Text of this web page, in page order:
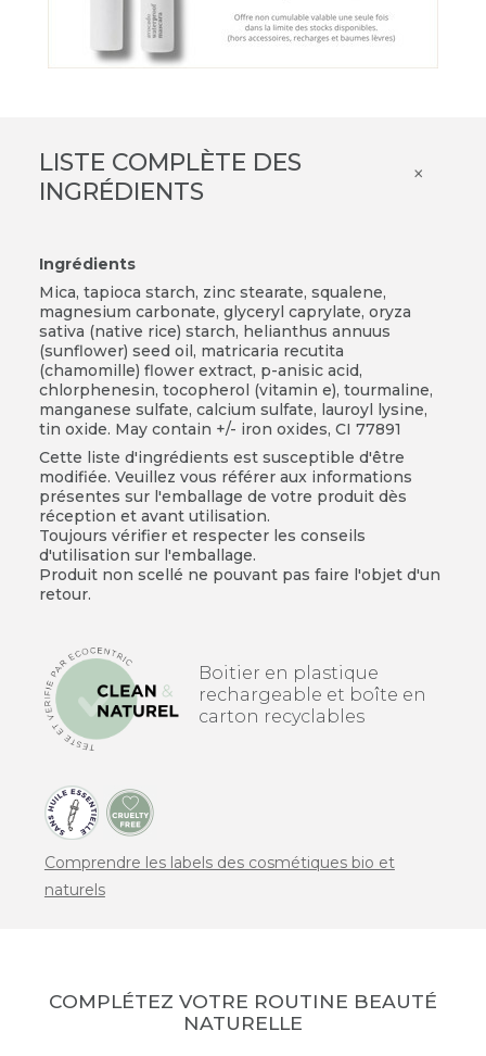
LISTE COMPLÈTE DES
INGRÉDIENTS
×
Ingrédients
Mica, tapioca starch, zinc stearate, squalene,
magnesium carbonate, glyceryl caprylate, oryza
sativa (native rice) starch, helianthus annuus
(sunflower) seed oil, matricaria recutita
(chamomille) flower extract, p-anisic acid,
chlorphenesin, tocopherol (vitamin e), tourmaline,
manganese sulfate, calcium sulfate, lauroyl lysine,
tin oxide. May contain +/- iron oxides, CI 77891
Cette liste d'ingrédients est susceptible d'être
modifiée. Veuillez vous référer aux informations
présentes sur l'emballage de votre produit dès
réception et avant utilisation.
Toujours vérifier et respecter les conseils
d'utilisation sur l'emballage.
Produit non scellé ne pouvant pas faire l'objet d'un
retour.
Boitier en plastique
rechargeable et boîte en
carton recyclables
Comprendre les labels des cosmétiques bio et
naturels
COMPLÉTEZ VOTRE ROUTINE BEAUTÉ
NATURELLE